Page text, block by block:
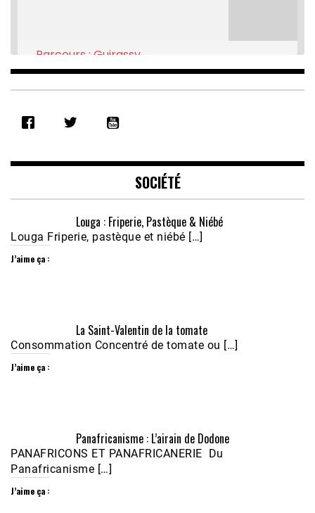
RSS FEED
EMBED
Parcours : Guirassy
Feb 16, 2021 • 28:08
Nobana (Podologue)
Feb 24, 2021 • 28mn
SOCIÉTÉ
Louga : Friperie, Pastèque & Niébé
Louga Friperie, pastèque et niébé […]
J’aime ça :
La Saint-Valentin de la tomate
Consommation Concentré de tomate ou […]
J’aime ça :
Panafricanisme : L’airain de Dodone
PANAFRICONS ET PANAFRICANERIE Du
Panafricanisme […]
J’aime ça :